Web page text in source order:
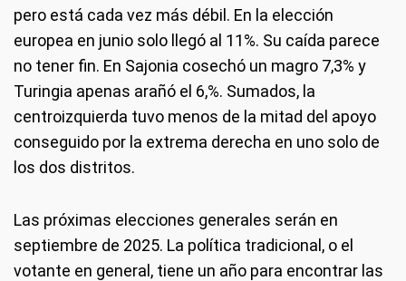
pero está cada vez más débil. En la elección
europea en junio solo llegó al 11%. Su caída parece
no tener fin. En Sajonia cosechó un magro 7,3% y
Turingia apenas arañó el 6,%. Sumados, la
centroizquierda tuvo menos de la mitad del apoyo
conseguido por la extrema derecha en uno solo de
los dos distritos.
Las próximas elecciones generales serán en
septiembre de 2025. La política tradicional, o el
votante en general, tiene un año para encontrar las